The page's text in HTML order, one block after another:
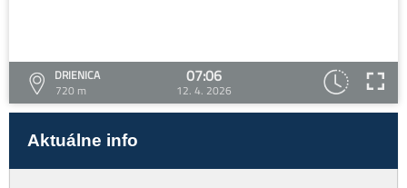
DRIENICA
720 m
07:06
12. 4. 2026
Aktuálne info